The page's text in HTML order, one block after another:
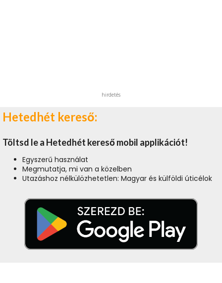
hirdetés
Hetedhét kereső:
Töltsd le a Hetedhét kereső mobil applikációt!
Egyszerű használat
Megmutatja, mi van a közelben
Utazáshoz nélkülözhetetlen: Magyar és külföldi úticélok